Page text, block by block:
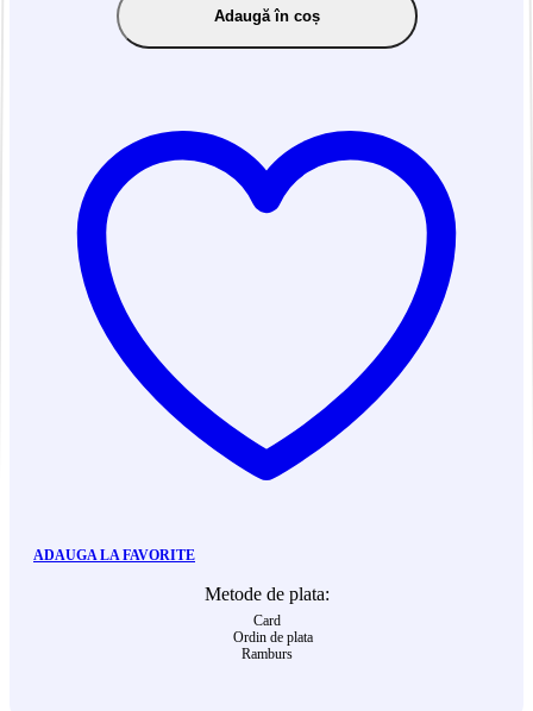
Adaugă în coș
ADAUGA LA FAVORITE
Metode de plata:
Card
Ordin de plata
Ramburs